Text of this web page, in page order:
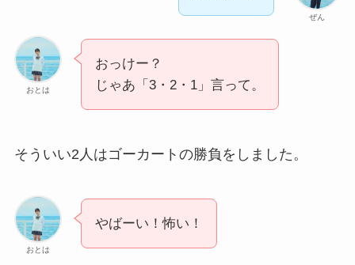
ぜん
おとは
おっけー？
じゃあ「3・2・1」言って。
そういい2人はゴーカートの勝負をしました。
おとは
やばーい！怖い！